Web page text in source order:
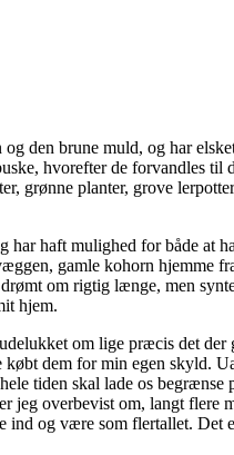
den brune muld, og har
hvorefter de forvandles til
grønne planter, grove
haft mulighed for både at
gamle kohorn hjemme
om rigtig længe, men
hjem.
om lige præcis det
dem for min egen skyld.
tiden skal lade os begrænse
overbevist om, langt flere
og være som flertallet.